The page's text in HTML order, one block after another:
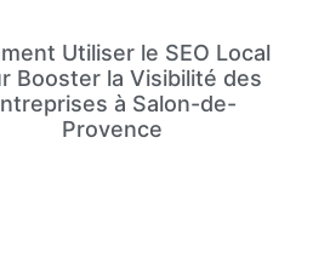
Utiliser le SEO Local
Booster la Visibilité des
à Salon-de-
Provence